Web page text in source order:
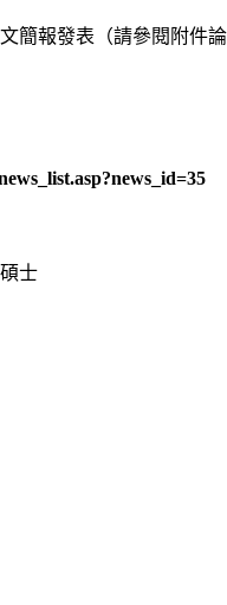
簡報發表（請參閱附件
士